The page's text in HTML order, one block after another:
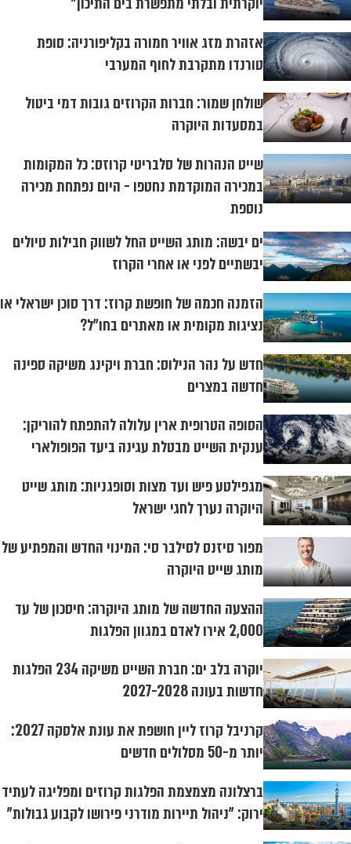
אזהרת מזג אוויר חמורה בקליפורניה: סופת
טורנדו מתקרבת לחוף המערבי
שולחן שמור: חברות הקרוזים גובות דמי ביטול
במסעדות היוקרה
שייט הנהרות של סלבריטי קרוזס: כל המקומות
במכירה המוקדמת נחטפו - היום נפתחת מכירה
נוספת
ים יבשה: מותג השייט החל לשווק חבילות טיולים
יבשתיים לפני או אחרי הקרוז
הזמנה חכמה של חופשת קרוז: דרך סוכן ישראלי או
נציגות מקומית או מאתרים בחו״ל?
חדש על נהר הנילוס: חברת ויקינג משיקה ספינה
חדשה במצרים
הסופה הטרופית ארין עלולה להתפתח להוריקן:
ענקית השייט מבטלת עגינה ביעד הפופולארי
מגפילטע פיש ועד מצות וסופגניות: מותג שייט
היוקרה נערך לחגי ישראל
מפור סיזנס לסילבר סי: המינוי החדש והמפתיע של
מותג שייט היוקרה
ההצעה החדשה של מותג היוקרה: חיסכון של עד
2,000 אירו לאדם במגוון הפלגות
יוקרה בלב ים: חברת השייט משיקה 234 הפלגות
חדשות בעונה 2027-2028
קרניבל קרוז ליין חושפת את עונת אלסקה 2027:
יותר מ-50 מסלולים חדשים
ברצלונה מצמצמת הפלגות קרוזים ומפליגה לעתיד
ירוק: "ניהול תיירות מודרני פירושו לקבוע גבולות"